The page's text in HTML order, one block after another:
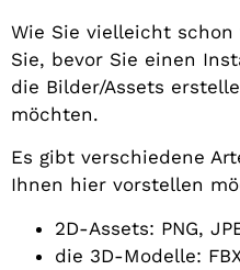
Wie Sie vielleicht
Sie, bevor Sie einen
die Bilder/Assets
möchten.
Es gibt verschiedene
Ihnen hier vorstellen
2D-Assets: PNG,
die 3D-Modelle: